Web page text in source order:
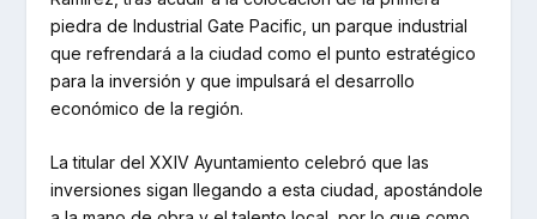
piedra de Industrial Gate Pacific, un parque industrial
que refrendará a la ciudad como el punto estratégico
para la inversión y que impulsará el desarrollo
económico de la región.
La titular del XXIV Ayuntamiento celebró que las
inversiones sigan llegando a esta ciudad, apostándole